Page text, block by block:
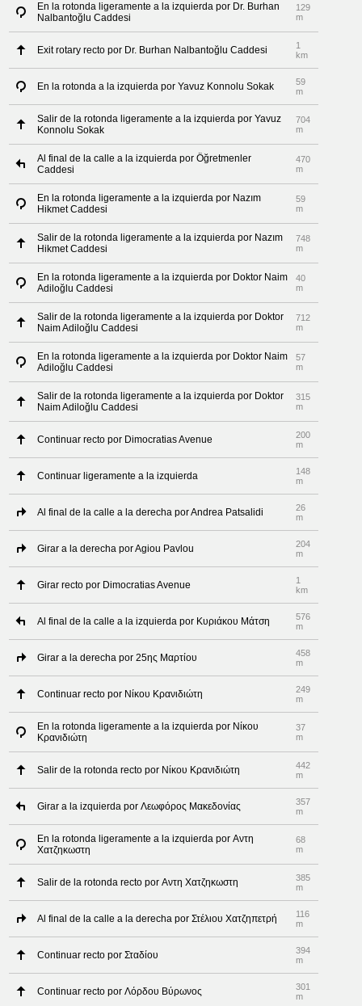
En la rotonda ligeramente a la izquierda por Dr. Burhan
Nalbantoğlu Caddesi
129
m
Exit rotary recto por Dr. Burhan Nalbantoğlu Caddesi
1
km
En la rotonda a la izquierda por Yavuz Konnolu Sokak
59
m
Salir de la rotonda ligeramente a la izquierda por Yavuz
Konnolu Sokak
704
m
Al final de la calle a la izquierda por Öğretmenler
Caddesi
470
m
En la rotonda ligeramente a la izquierda por Nazım
Hikmet Caddesi
59
m
Salir de la rotonda ligeramente a la izquierda por Nazım
Hikmet Caddesi
748
m
En la rotonda ligeramente a la izquierda por Doktor Naim
Adiloğlu Caddesi
40
m
Salir de la rotonda ligeramente a la izquierda por Doktor
Naim Adiloğlu Caddesi
712
m
En la rotonda ligeramente a la izquierda por Doktor Naim
Adiloğlu Caddesi
57
m
Salir de la rotonda ligeramente a la izquierda por Doktor
Naim Adiloğlu Caddesi
315
m
Continuar recto por Dimocratias Avenue
200
m
Continuar ligeramente a la izquierda
148
m
Al final de la calle a la derecha por Andrea Patsalidi
26
m
Girar a la derecha por Agiou Pavlou
204
m
Girar recto por Dimocratias Avenue
1
km
Al final de la calle a la izquierda por Κυριάκου Μάτση
576
m
Girar a la derecha por 25ης Μαρτίου
458
m
Continuar recto por Νίκου Κρανιδιώτη
249
m
En la rotonda ligeramente a la izquierda por Νίκου
Κρανιδιώτη
37
m
Salir de la rotonda recto por Νίκου Κρανιδιώτη
442
m
Girar a la izquierda por Λεωφόρος Μακεδονίας
357
m
En la rotonda ligeramente a la izquierda por Αντη
Χατζηκωστη
68
m
Salir de la rotonda recto por Αντη Χατζηκωστη
385
m
Al final de la calle a la derecha por Στέλιου Χατζηπετρή
116
m
Continuar recto por Σταδίου
394
m
Continuar recto por Λόρδου Βύρωνος
301
m